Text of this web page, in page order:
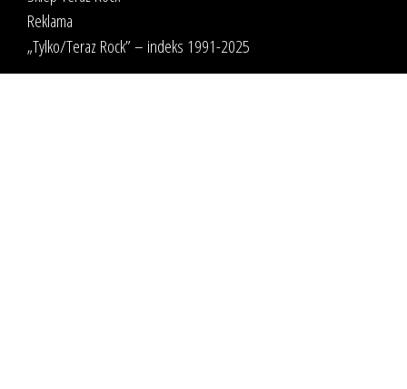
Reklama
„Tylko/Teraz Rock” – indeks 1991-2025